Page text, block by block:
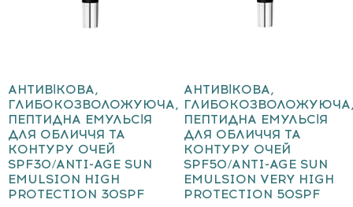
АНТИВІКОВА,
ГЛИБОКОЗВОЛОЖУЮЧА,
ПЕПТИДНА ЕМУЛЬСІЯ
ДЛЯ ОБЛИЧЧЯ ТА
КОНТУРУ ОЧЕЙ
SPF30/ANTI-AGE SUN
EMULSION HIGH
PROTECTION 30SPF
АНТИВІКОВА,
ПЕПТИДНА ЕМУЛЬСІЯ
ДЛЯ ОБЛИЧЧЯ ТА
КОНТУРУ ОЧЕЙ
SPF50/ANTI-AGE SUN
EMULSION VERY HIGH
PROTECTION 50SPF